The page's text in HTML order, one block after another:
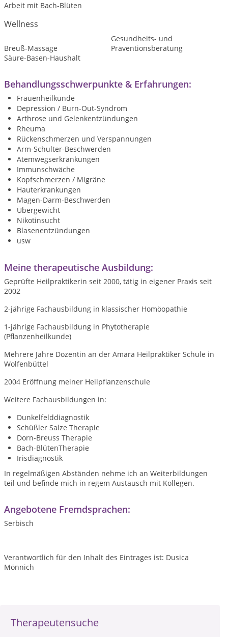
Therapeutensuche
Arbeit mit Bach-Blüten
Wellness
Breuß-Massage
Gesundheits- und
Präventionsberatung
Säure-Basen-Haushalt
Behandlungsschwerpunkte & Erfahrungen:
Frauenheilkunde
Depression / Burn-Out-Syndrom
Arthrose und Gelenkentzündungen
Rheuma
Rückenschmerzen und Verspannungen
Arm-Schulter-Beschwerden
Atemwegserkrankungen
Immunschwäche
Kopfschmerzen / Migräne
Hauterkrankungen
Magen-Darm-Beschwerden
Übergewicht
Nikotinsucht
Blasenentzündungen
usw
Meine therapeutische Ausbildung:
Geprüfte Heilpraktikerin seit 2000, tätig in eigener Praxis seit
2002
2-jährige Fachausbildung in klassischer Homöopathie
1-jährige Fachausbildung in Phytotherapie
(Pflanzenheilkunde)
Mehrere Jahre Dozentin an der Amara Heilpraktiker Schule in
Wolfenbüttel
2004 Eröffnung meiner Heilpflanzenschule
Weitere Fachausbildungen in:
Dunkelfelddiagnostik
Schüßler Salze Therapie
Dorn-Breuss Therapie
Bach-BlütenTherapie
Irisdiagnostik
In regelmäßigen Abständen nehme ich an Weiterbildungen
teil und befinde mich in regem Austausch mit Kollegen.
Angebotene Fremdsprachen:
Serbisch
Verantwortlich für den Inhalt des Eintrages ist: Dusica
Mönnich